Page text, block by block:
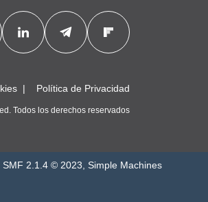
Política de Privacidad
Todos los derechos reservados
SMF 2.1.4 © 2023, Simple Machines